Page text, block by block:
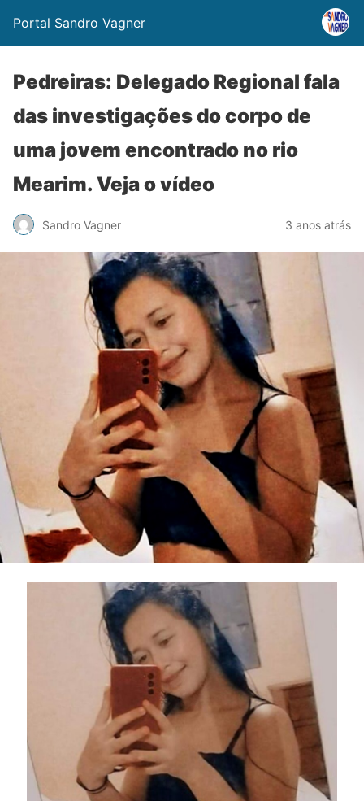
Portal Sandro Vagner
Pedreiras: Delegado Regional fala
das investigações do corpo de
uma jovem encontrado no rio
Mearim. Veja o vídeo
Sandro Vagner 3 anos atrás